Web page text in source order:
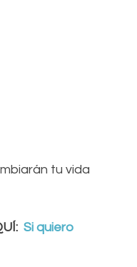
tu vida
Si quiero